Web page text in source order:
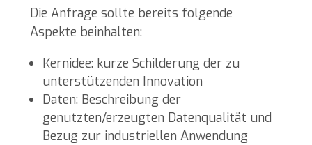
Die Anfrage sollte bereits folgende
Aspekte beinhalten:
Kernidee: kurze Schilderung der zu
unterstützenden Innovation
Daten: Beschreibung der
genutzten/erzeugten Datenqualität und
Bezug zur industriellen Anwendung